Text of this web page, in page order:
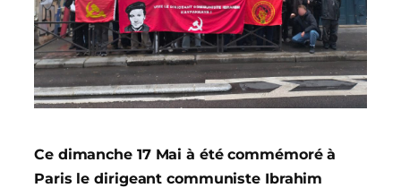
Ce dimanche 17 Mai à été commémoré à
Paris le dirigeant communiste Ibrahim